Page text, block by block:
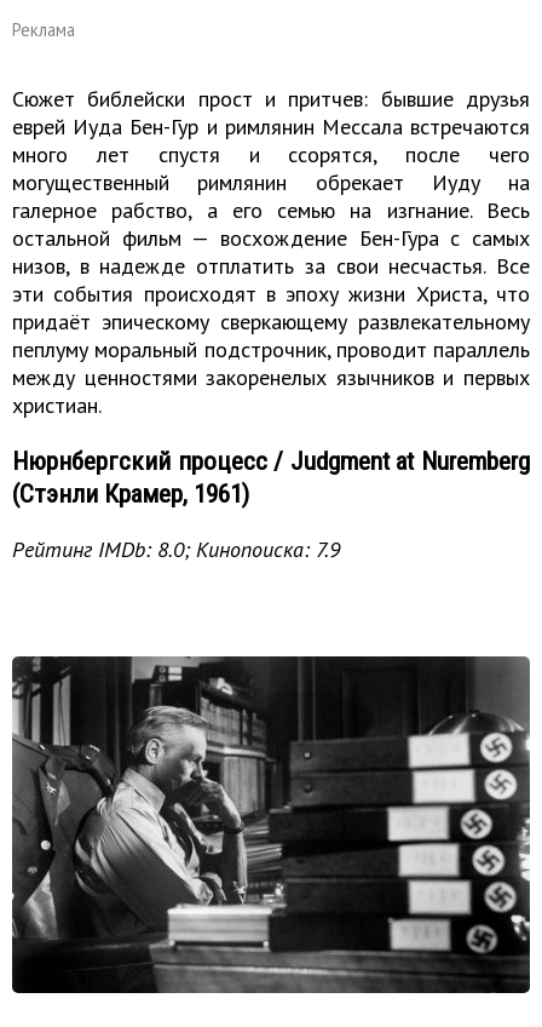
Реклама
Сюжет библейски прост и притчев: бывшие друзья
еврей Иуда Бен-Гур и римлянин Мессала встречаются
много лет спустя и ссорятся, после чего
могущественный римлянин обрекает Иуду на
галерное рабство, а его семью на изгнание. Весь
остальной фильм — восхождение Бен-Гура с самых
низов, в надежде отплатить за свои несчастья. Все
эти события происходят в эпоху жизни Христа, что
придаёт эпическому сверкающему развлекательному
пеплуму моральный подстрочник, проводит параллель
между ценностями закоренелых язычников и первых
христиан.
Нюрнбергский процесс / Judgment at Nuremberg
(Стэнли Крамер, 1961)
Рейтинг IMDb: 8.0; Кинопоиска: 7.9